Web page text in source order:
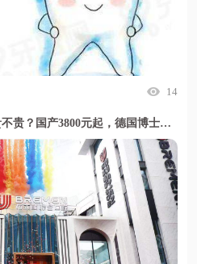
14
遂宁布莱梅口腔种植牙价格贵不贵？国产3800元起，德国博士亲诊技术靠谱收费透明